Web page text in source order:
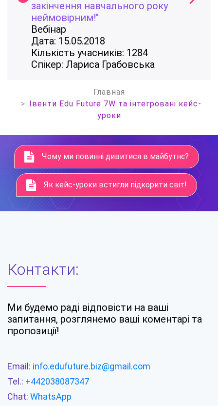
закінчення навчального року
неймовірним!"
Вебінар
Дата: 15.05.2018
Кількість учасників: 1284
Спікер: Лариса Грабовська
Главная
Івенти Edu Future 7W та інтегровані кейс-
уроки
Чому ми повинні дивитися в майбутнє?
Як кейс-уроки встигли підкорити світ!
Контакти:
Ми будемо раді відповісти на ваші
запитання, розглянемо ваші коментарі та
пропозиції!
Email: info.edufuture.biz@gmail.com
Tel.: +442038087347
Chat: WhatsApp